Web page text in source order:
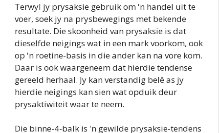
Terwyl jy prysaksie gebruik om 'n handel uit te
voer, soek jy na prysbewegings met bekende
resultate. Die skoonheid van prysaksie is dat
dieselfde neigings wat in een mark voorkom, ook
op 'n roetine-basis in die ander kan na vore kom.
Daar is ook waargeneem dat hierdie tendense
gereeld herhaal. Jy kan verstandig belê as jy
hierdie neigings kan sien wat opduik deur
prysaktiwiteit waar te neem.
Die binne-4-balk is 'n gewilde prysaksie-tendens